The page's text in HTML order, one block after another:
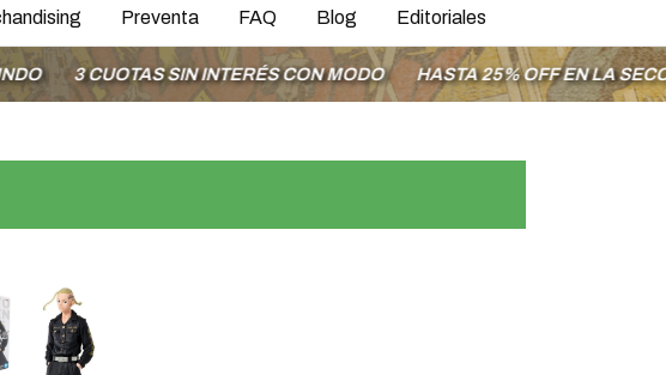
Preventa FAQ Blog Editoriales
3 CUOTAS SIN INTERÉS CON MODO HASTA 25% OFF EN LA SECCIÓN